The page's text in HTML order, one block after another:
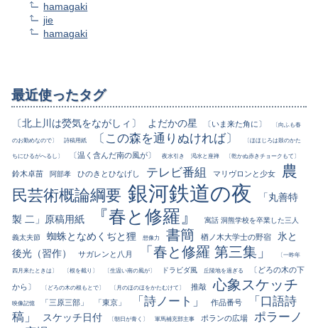
hamagaki
jie
hamagaki
最近使ったタグ
〔北上川は熒気をながしィ〕 よだかの星 〔いま来た角に〕 〔向ふも春
のお勤めなので〕 詩稿用紙 〔この森を通りぬければ〕 〔ほほじろは鼓のかた
ちにひるがへるし〕 〔温く含んだ南の風が〕 夜水引き 渇水と座禅 〔乾かぬ赤きチョークもて〕
鈴木卓苗 阿部孝 ひのきとひなげし テレビ番組 マリヴロンと少女
農
民芸術概論綱要 銀河鉄道の夜
「丸善特
製 二」原稿用紙
『春と修羅』 寓話 洞熊学校を卒業した三人
義太夫節 蜘蛛となめくぢと狸 想像力 書簡 楢ノ木大学士の野宿
氷と
後光（習作）
サガレンと八月 「春と修羅 第三集」 〔一昨年
四月来たときは〕 〔根を截り〕 〔生温い南の風が〕 ドラビダ風 丘陵地を過ぎる
〔どろの木の下
から〕
〔どろの木の根もとで〕 〔月のほのほをかたむけて〕 推敲 心象スケッチ
映像記憶 「三原三部」 「東京」 「詩ノート」 作品番号
「口語詩
稿」
スケッチ日付 〔朝日が青く〕 軍馬補充部主事 ポランの広場
ポラーノ